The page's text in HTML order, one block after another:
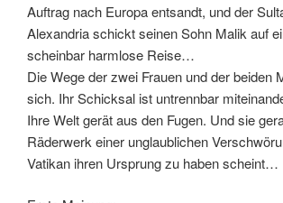
Auftrag nach Europa entsandt, und der
Alexandria schickt seinen Sohn Malik auf
scheinbar harmlose Reise…
Die Wege der zwei Frauen und der beiden
sich. Ihr Schicksal ist untrennbar
Ihre Welt gerät aus den Fugen. Und sie
Räderwerk einer unglaublichen
Vatikan ihren Ursprung zu haben scheint…